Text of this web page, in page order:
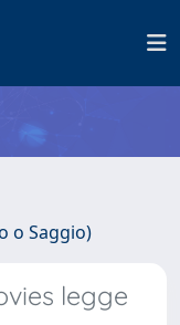
o Saggio)
legge